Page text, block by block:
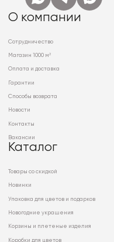
О компании
Сотрудничество
Магазин 1000 м²
Оплата и доставка
Гарантии
Способы возврата
Новости
Контакты
Вакансии
Каталог
Товары со скидкой
Новинки
Упаковка для цветов и подарков
Новогодние украшения
Корзины и плетеные изделия
Коробки для цветов